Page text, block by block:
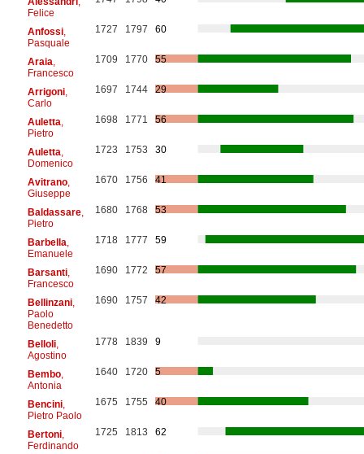
Felice
Anfossi,
Pasquale
1727 1797 60
Araia
Francesco
1709 1770 55
Arrigoni,
Carlo
1697 1744 29
Auletta
Pietro
1698 1771 56
Auletta
Domenico
1723 1753 30
Avitrano,
Giuseppe
1670 1756 41
Baldassare,
Pietro
1680 1768 53
Barbella
Emanuele
1718 1777 59
Barsanti,
Francesco
1690 1772 57
Bellinzani,
Paolo
Benedetto
1690 1757 42
Belloli,
Agostino
1778 1839 9
Bembo,
Antonia
1640 1720 5
Bencini,
Pietro Paolo
1675 1755 40
Bertoni,
Ferdinando
1725 1813 62